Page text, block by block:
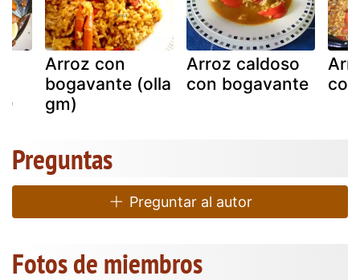
Arroz con
bogavante (olla
gm)
Arroz caldoso
con bogavante
Preguntas
Preguntar al autor
Fotos de miembros